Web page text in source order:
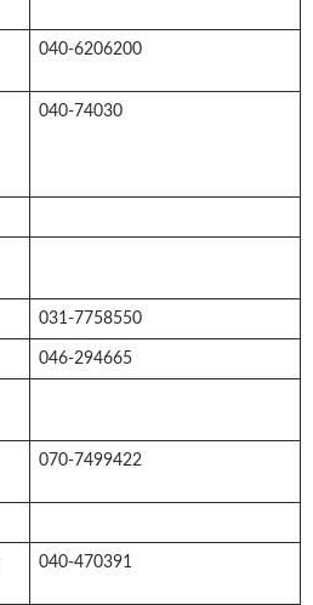
040-6206200
040-74030
031-7758550
046-294665
070-7499422
040-470391